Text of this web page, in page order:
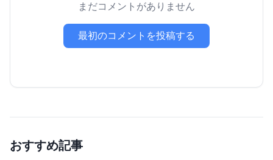
まだコメントがありません
最初のコメントを投稿する
おすすめ記事